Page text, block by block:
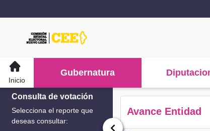
Inicio
Gubernatura
Consulta de votación
Selecciona el reporte que
deseas consultar:
Avance Entidad